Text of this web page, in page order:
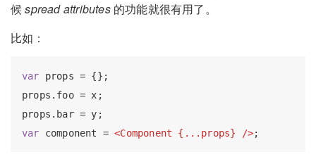
候spread attributes的功能就很有用了。
比如：
var props = {};
props.foo = x;
var component = <Component { ...props} />